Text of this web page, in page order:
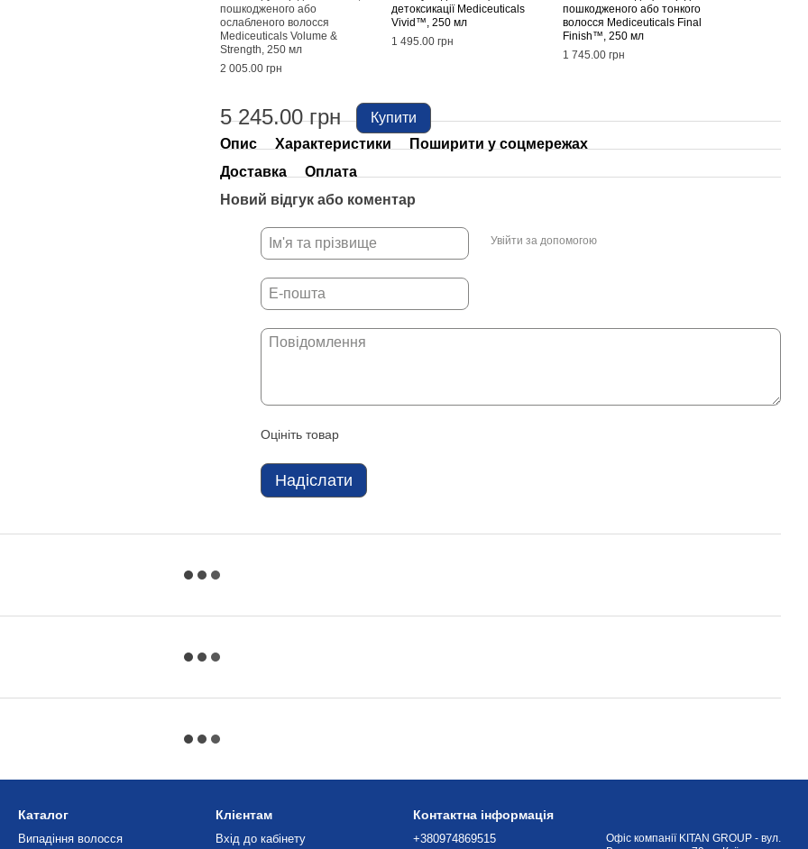
пошкодженого або
ослабленого волосся
Mediceuticals Volume &
Strength, 250 мл
2 005.00 грн
детоксикації Mediceuticals
Vivid™, 250 мл
1 495.00 грн
пошкодженого або тонкого
волосся Mediceuticals Final
Finish™, 250 мл
1 745.00 грн
5 245.00 грн Купити
Опис Характеристики
Поширити у соцмережах
Доставка
Оплата
Новий відгук або коментар
Увійти за допомогою
Оцініть товар
Надіслати
Каталог
Випадіння волосся
Клієнтам
Вхід до кабінету
Контактна інформація
+380974869515
Офіс компанії KITAN GROUP - вул.